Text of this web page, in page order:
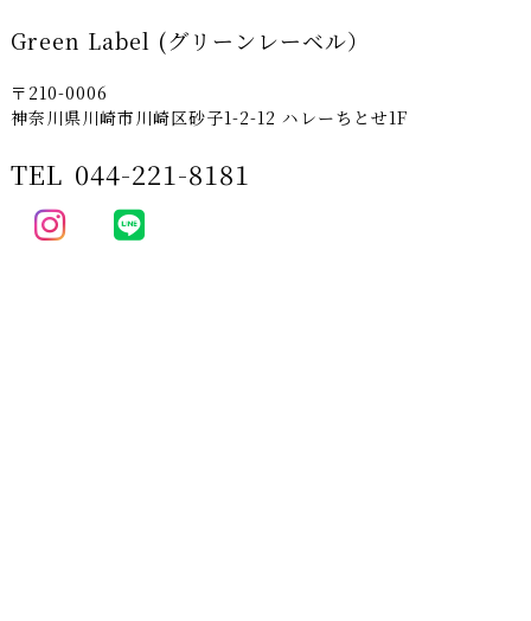
Green Label (グリーンレーベル）
〒210-0006
神奈川県川崎市川崎区砂子1-2-12 ハレーちとせ1F
TEL 044-221-8181